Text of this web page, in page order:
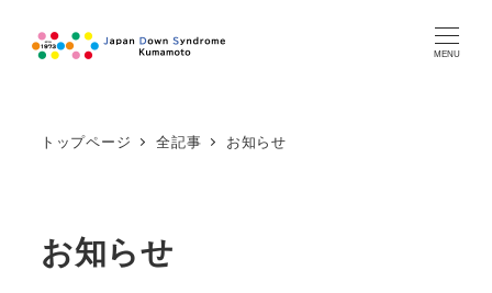
MENU
トップページ 全記事 お知らせ
お知らせ